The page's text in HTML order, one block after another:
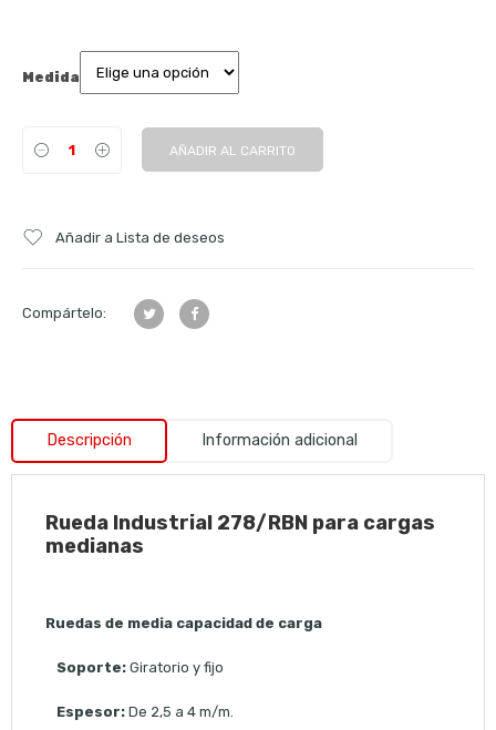
Medida
AÑADIR AL CARRITO
Añadir a Lista de deseos
Compártelo:
Descripción Información adicional
Rueda Industrial 278/RBN para cargas
medianas
Ruedas de media capacidad de carga
Soporte: Giratorio y fijo
Espesor: De 2,5 a 4 m/m.